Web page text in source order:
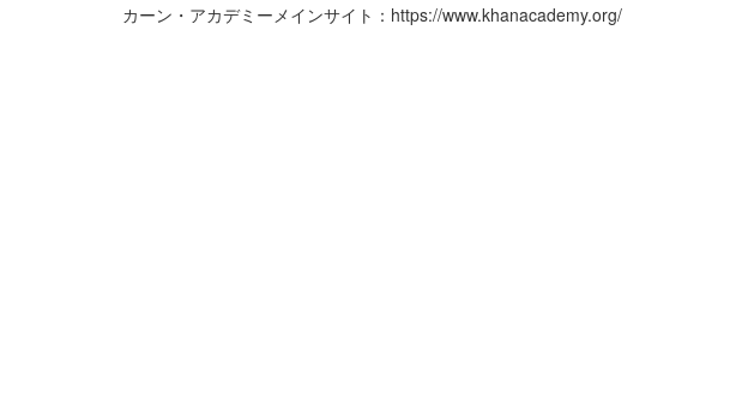
カーン・アカデミーメインサイト：https://www.khanacademy.org/